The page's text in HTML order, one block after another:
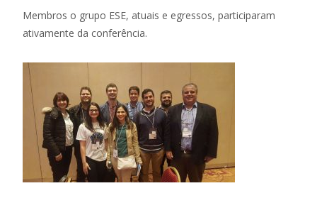
Membros o grupo ESE, atuais e egressos, participaram
ativamente da conferência.